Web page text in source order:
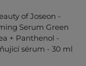
of Joseon -
Serum Green
+ Panthenol -
sérum - 30 ml